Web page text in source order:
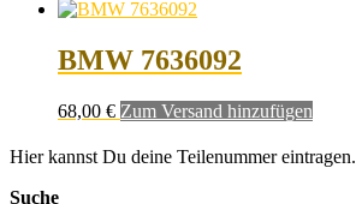
BMW 7636092
68,00 € Zum Versand hinzufügen
Hier kannst Du deine Teilenummer eintragen.
Suche